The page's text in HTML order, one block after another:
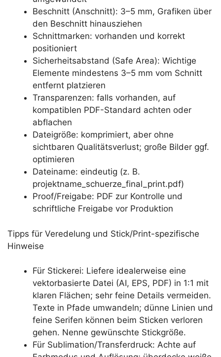
Beschnitt (Anschnitt): 3–5 mm, Grafiken über
den Beschnitt hinausziehen
Schnittmarken: vorhanden und korrekt
positioniert
Sicherheitsabstand (Safe Area): Wichtige
Elemente mindestens 3–5 mm vom Schnitt
entfernt platzieren
Transparenzen: falls vorhanden, auf
kompatiblen PDF-Standard achten oder
abflachen
Dateigröße: komprimiert, aber ohne
sichtbaren Qualitätsverlust; große Bilder ggf.
optimieren
Dateiname: eindeutig (z. B.
projektname_schuerze_final_print.pdf)
Proof/Freigabe: PDF zur Kontrolle und
schriftliche Freigabe vor Produktion
Tipps für Veredelung und Stick/Print-spezifische
Hinweise
Für Stickerei: Liefere idealerweise eine
vektorbasierte Datei (AI, EPS, PDF) in 1:1 mit
klaren Flächen; sehr feine Details vermeiden.
Texte in Pfade umwandeln; dünne Linien und
feine Serifen können beim Sticken verloren
gehen. Nenne gewünschte Stickgröße.
Für Sublimation/Transferdruck: Achte auf